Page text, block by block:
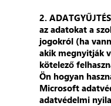
2.
az adatokat a
jogokról (ha
akik megnyitják
kötelező
Ön hogyan
Microsoft
adatvédelmi